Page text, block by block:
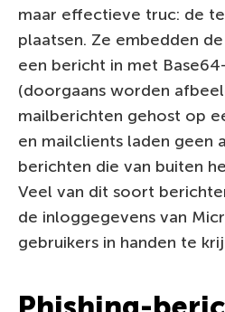
maar effectieve truc: de
plaatsen. Ze embedden
een bericht in met
(doorgaans worden
mailberichten gehost op
en mailclients laden geen
berichten die van buiten
Veel van dit soort
de inloggegevens van
gebruikers in handen te